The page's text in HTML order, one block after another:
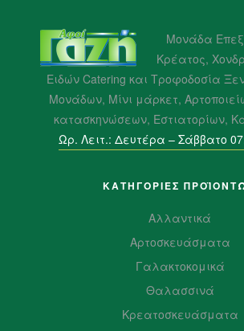
Μονάδα
Κρέατος,
Ειδών Catering και Τροφοδοσία
Μονάδων, Μίνι μάρκετ,
κατασκηνώσεων, Εστιατορίων,
Ωρ. Λειτ.: Δευτέρα – Σάββατο
ΚΑΤΗΓΟΡΙΕΣ
Αλλαντικά
Αρτοσκευάσματα
Γαλακτοκομικά
Θαλασσινά
Κρεατοσκευάσματα